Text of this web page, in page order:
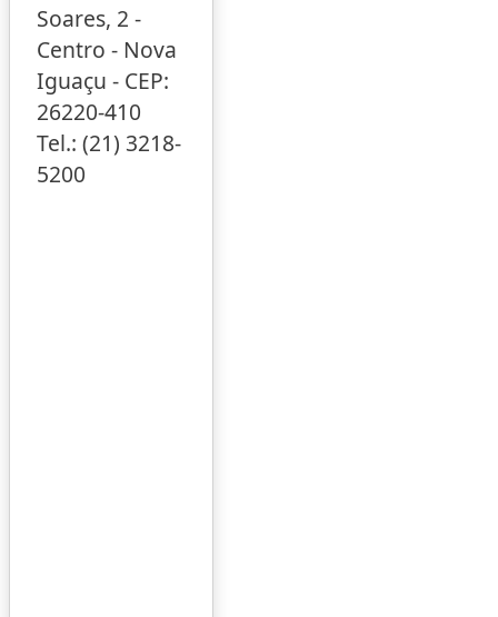
Soares, 2 -
Centro - Nova
Iguaçu - CEP:
26220-410
Tel.: (21) 3218-
5200